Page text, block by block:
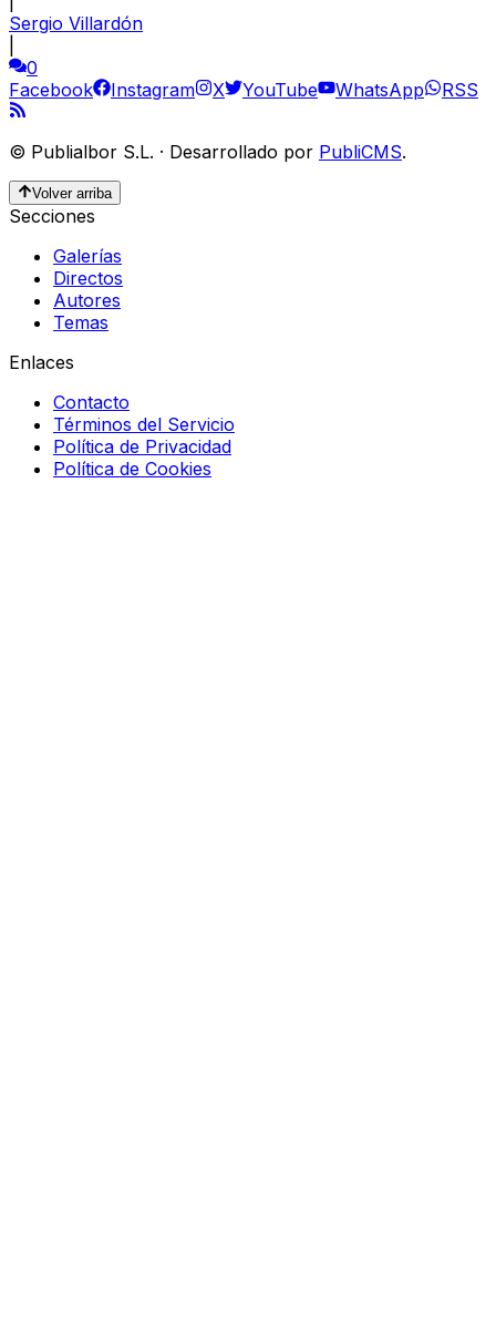
Sergio Villardón
0
Facebook
Instagram X YouTube WhatsApp RSS
© Publialbor S.L. · Desarrollado por PubliCMS.
Volver arriba
Secciones
Galerías
Directos
Autores
Temas
Enlaces
Contacto
Términos del Servicio
Política de Privacidad
Política de Cookies